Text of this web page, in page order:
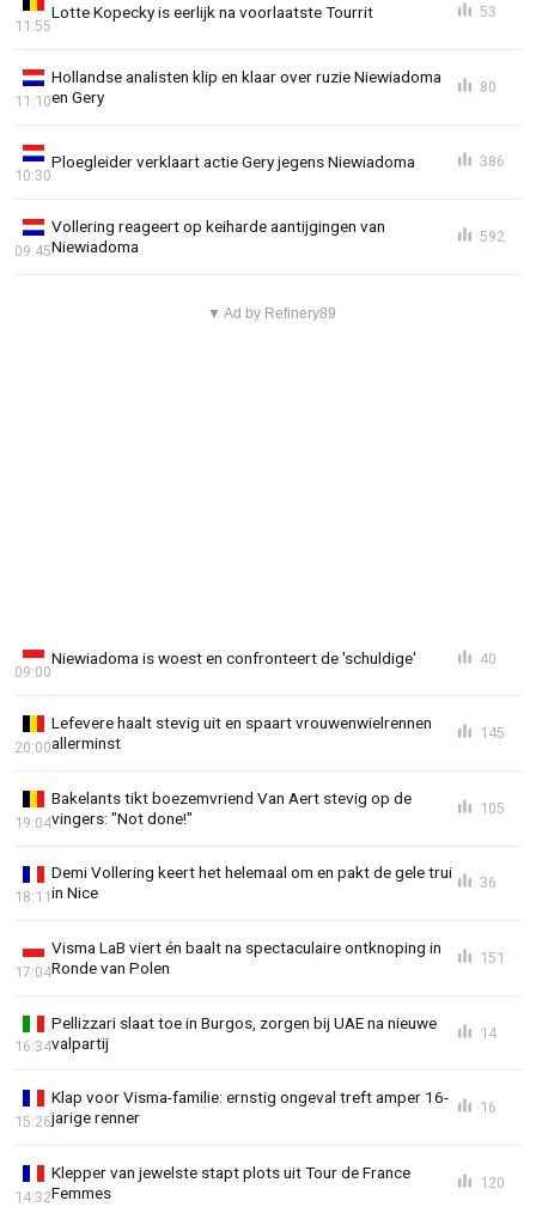
Lotte Kopecky is eerlijk na voorlaatste Tourrit
11:55
53
Hollandse analisten klip en klaar over ruzie Niewiadoma
en Gery
11:10
80
Ploegleider verklaart actie Gery jegens Niewiadoma
10:30
386
Vollering reageert op keiharde aantijgingen van
Niewiadoma
09:45
592
▼ Ad by Refinery89
Niewiadoma is woest en confronteert de 'schuldige'
09:00
40
Lefevere haalt stevig uit en spaart vrouwenwielrennen
allerminst
20:00
145
Bakelants tikt boezemvriend Van Aert stevig op de
vingers: "Not done!"
19:04
105
Demi Vollering keert het helemaal om en pakt de gele trui
in Nice
18:11
36
Visma LaB viert én baalt na spectaculaire ontknoping in
Ronde van Polen
17:04
151
Pellizzari slaat toe in Burgos, zorgen bij UAE na nieuwe
valpartij
16:34
14
Klap voor Visma-familie: ernstig ongeval treft amper 16-
jarige renner
15:26
16
Klepper van jewelste stapt plots uit Tour de France
Femmes
14:32
120